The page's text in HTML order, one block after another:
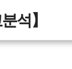
석】